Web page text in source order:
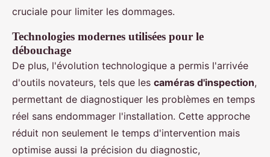
cruciale pour limiter les dommages.
Technologies modernes utilisées pour le
débouchage
De plus, l'évolution technologique a permis l'arrivée
d'outils novateurs, tels que les caméras d'inspection,
permettant de diagnostiquer les problèmes en temps
réel sans endommager l'installation. Cette approche
réduit non seulement le temps d'intervention mais
optimise aussi la précision du diagnostic,